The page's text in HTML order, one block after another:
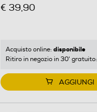
€ 39,90
Acquisto online: disponibile
Ritiro in negozio in 30' gratuito:
AGGIUNGI